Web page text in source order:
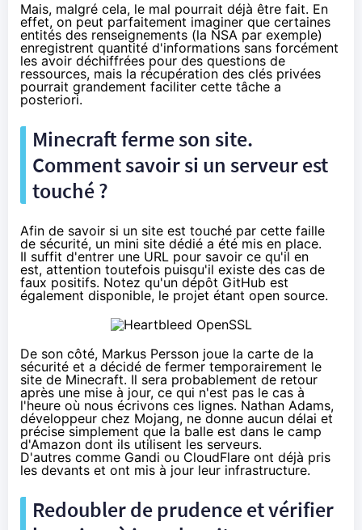
Mais, malgré cela, le mal pourrait déjà être fait. En
effet, on peut parfaitement imaginer que certaines
entités des renseignements (la NSA par exemple)
enregistrent quantité d'informations sans forcément
les avoir déchiffrées pour des questions de
ressources, mais la récupération des clés privées
pourrait grandement faciliter cette tâche a
posteriori.
Minecraft ferme son site.
Comment savoir si un serveur est
touché ?
Afin de savoir si un site est touché par cette faille
de sécurité, un mini site dédié a été mis en place.
Il suffit d'entrer une URL pour savoir ce qu'il en
est, attention toutefois puisqu'il existe des cas de
faux positifs. Notez qu'un dépôt GitHub est
également disponible, le projet étant open source.
De son côté, Markus Persson joue la carte de la
sécurité et a décidé de fermer temporairement le
site de Minecraft. Il sera probablement de retour
après une mise à jour, ce qui n'est pas le cas à
l'heure où nous écrivons ces lignes. Nathan Adams,
développeur chez Mojang, ne donne aucun délai et
précise simplement que la balle est dans le camp
d'Amazon dont ils utilisent les serveurs.
D'autres comme Gandi ou CloudFlare ont déjà pris
les devants et ont mis à jour leur infrastructure.
Redoubler de prudence et vérifier